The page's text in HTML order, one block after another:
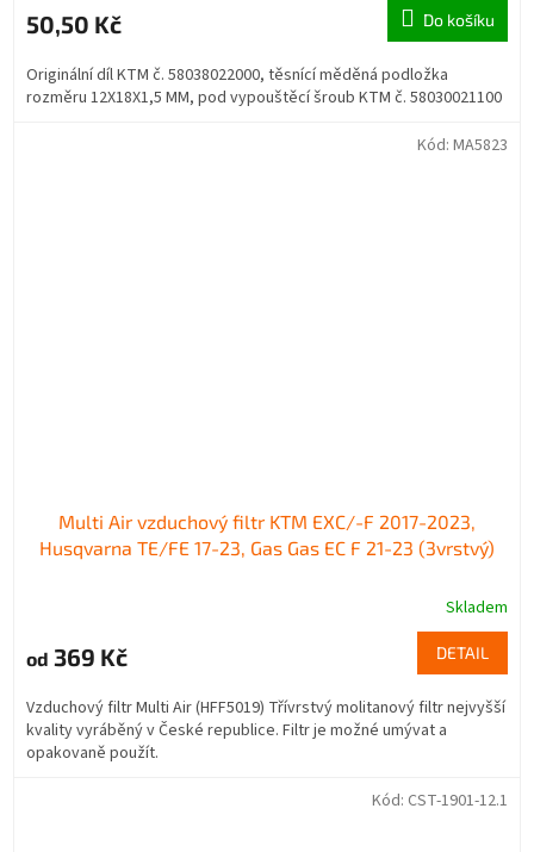
50,50 Kč Do košíku
Originální díl KTM č. 58038022000, těsnící měděná podložka
rozměru 12X18X1,5 MM, pod vypouštěcí šroub KTM č. 58030021100
Multi Air vzduchový filtr KTM EXC/-F 2017-2023,
Husqvarna TE/FE 17-23, Gas Gas EC F 21-23 (3vrstvý)
Skladem
od 369 Kč DETAIL
Vzduchový filtr Multi Air (HFF5019) Třívrstvý molitanový filtr nejvyšší
kvality vyráběný v České republice. Filtr je možné umývat a
opakovaně použít.
Kód: MA5823
Kód: CST-1901-12.1